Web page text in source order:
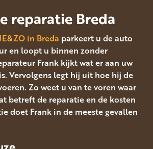
reparatie Breda
in Breda parkeert u de auto
en loopt u binnen zonder
Frank kijkt wat er aan uw
Vervolgens legt hij uit hoe hij de
Zo weet u van te voren waar
betreft de reparatie en de kosten
doet Frank in de meeste gevallen